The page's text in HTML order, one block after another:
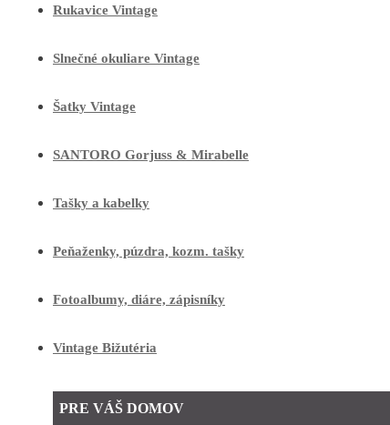
Rukavice Vintage
Slnečné okuliare Vintage
Šatky Vintage
SANTORO Gorjuss & Mirabelle
Tašky a kabelky
Peňaženky, púzdra, kozm. tašky
Fotoalbumy, diáre, zápisníky
Vintage Bižutéria
PRE VÁŠ DOMOV